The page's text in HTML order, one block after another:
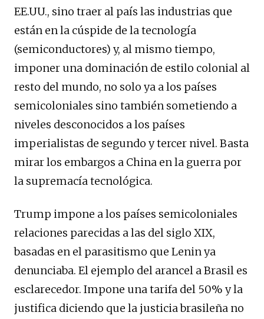
EE.UU., sino traer al país las industrias que
están en la cúspide de la tecnología
(semiconductores) y, al mismo tiempo,
imponer una dominación de estilo colonial al
resto del mundo, no solo ya a los países
semicoloniales sino también sometiendo a
niveles desconocidos a los países
imperialistas de segundo y tercer nivel. Basta
mirar los embargos a China en la guerra por
la supremacía tecnológica.
Trump impone a los países semicoloniales
relaciones parecidas a las del siglo XIX,
basadas en el parasitismo que Lenin ya
denunciaba. El ejemplo del arancel a Brasil es
esclarecedor. Impone una tarifa del 50% y la
justifica diciendo que la justicia brasileña no